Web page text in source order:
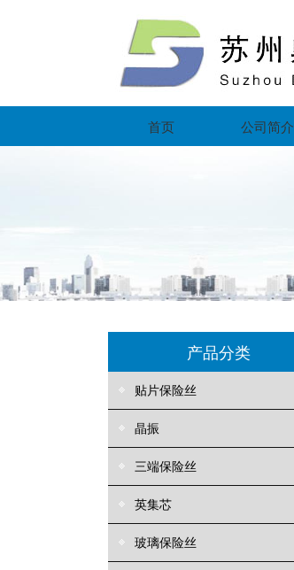
首页 公司简介
产品分类
贴片保险丝
晶振
三端保险丝
英集芯
玻璃保险丝